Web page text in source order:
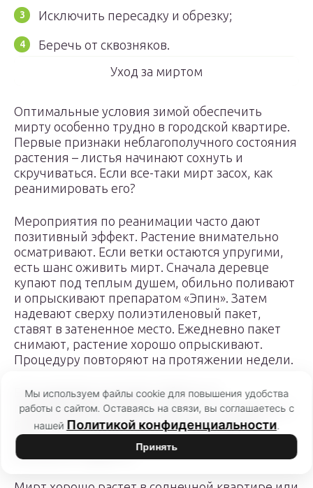
Исключить пересадку и обрезку;
Беречь от сквозняков.
Уход за миртом
Оптимальные условия зимой обеспечить
мирту особенно трудно в городской квартире.
Первые признаки неблагополучного состояния
растения – листья начинают сохнуть и
скручиваться. Если все-таки мирт засох, как
реанимировать его?
Мероприятия по реанимации часто дают
позитивный эффект. Растение внимательно
осматривают. Если ветки остаются упругими,
есть шанс оживить мирт. Сначала деревце
купают под теплым душем, обильно поливают
и опрыскивают препаратом «Эпин». Затем
надевают сверху полиэтиленовый пакет,
ставят в затененное место. Ежедневно пакет
снимают, растение хорошо опрыскивают.
Процедуру повторяют на протяжении недели.
Если деревце начинает гибнуть от
передозировки удобрениями, то способом его
реанимации является пересадка в другой
грунт, но не всегда можно достигнуть
желаемого эффекта.
Мы используем файлы cookie для повышения удобства
работы с сайтом. Оставаясь на связи, вы соглашаетесь с
нашей Политикой конфиденциальности.
Принять